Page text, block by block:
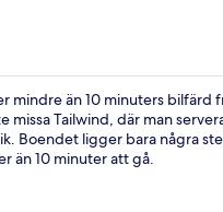
mindre än 10 minuters bilfärd
missa Tailwind, där man
Boendet ligger bara några
än 10 minuter att gå.